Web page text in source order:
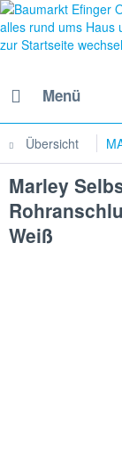
Menü
Übersicht
Marley
Weiß